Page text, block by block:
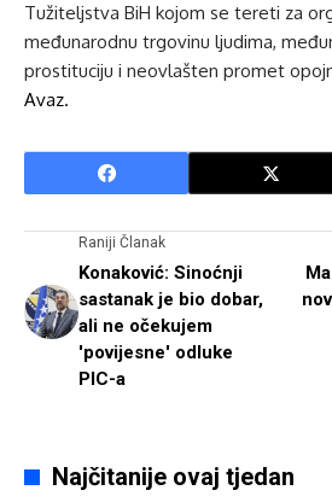
Tužiteljstva BiH kojom se tereti za
međunarodnu trgovinu ljudima,
prostituciju i neovlašten promet
Avaz.
Raniji Članak
Konaković: Sinoćnji
sastanak je bio dobar,
ali ne očekujem
'povijesne' odluke
PIC-a
Najčitanije ovaj tjedan